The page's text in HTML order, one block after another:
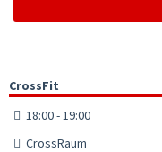
CrossFit
18:00 - 19:00
CrossRaum